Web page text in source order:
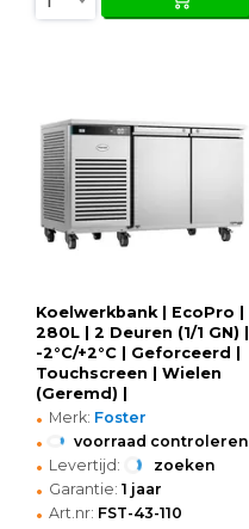
Koelwerkbank | EcoPro |
280L | 2 Deuren (1/1 GN) |
-2°C/+2°C | Geforceerd |
Touchscreen | Wielen
(Geremd) |
1365x700x865(h)mm
• Merk: Foster
• voorraad controleren
• Levertijd: zoeken
• Garantie: 1 jaar
• Art.nr: FST-43-110